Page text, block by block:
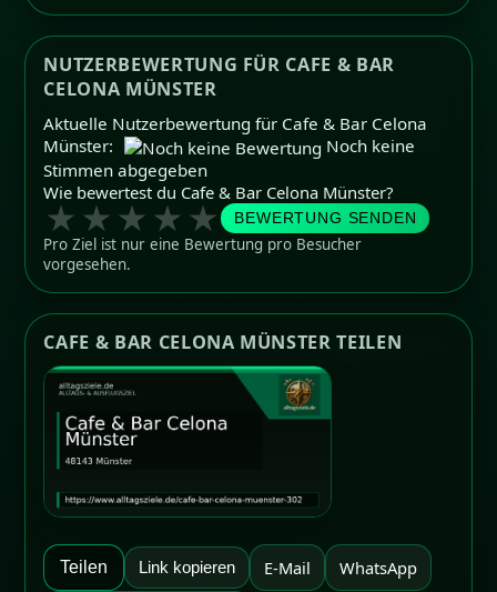
NUTZERBEWERTUNG FÜR CAFE & BAR
CELONA MÜNSTER
Aktuelle Nutzerbewertung für Cafe & Bar Celona
Münster:
Noch keine
Stimmen abgegeben
Wie bewertest du Cafe & Bar Celona Münster?
★
★
★
★
★ BEWERTUNG SENDEN
Pro Ziel ist nur eine Bewertung pro Besucher
vorgesehen.
CAFE & BAR CELONA MÜNSTER TEILEN
Teilen Link kopieren E-Mail WhatsApp